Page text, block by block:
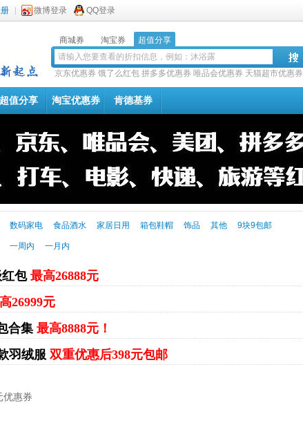
微博登录 QQ登录
商城券 淘宝券 超值分享
京东优惠券 饿了么红包 拼多多优惠券 唯品会优惠券 天猫超市优惠券
超值分享 淘宝优惠券 肯德基券
数码家电 食品酒水 家居日用 箱包鞋帽 饰品 其他 9块9包邮
一周内 一月内
红包 最高26888元
26999元
合集 最高8888元！
羽绒服 双重优惠后398元包邮
优惠券